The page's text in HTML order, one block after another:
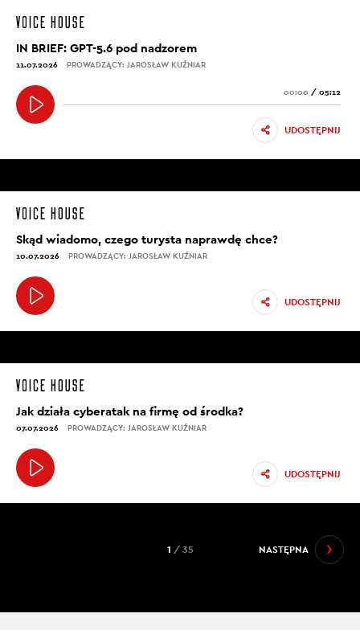
IN BRIEF: GPT-5.6 pod nadzorem
11.07.2026 PROWADZĄCY: JAROSŁAW KUŹNIAR
00:00 / 05:12
UDOSTĘPNIJ
Skąd wiadomo, czego turysta naprawdę chce?
10.07.2026 PROWADZĄCY: JAROSŁAW KUŹNIAR
UDOSTĘPNIJ
Jak działa cyberatak na firmę od środka?
07.07.2026 PROWADZĄCY: JAROSŁAW KUŹNIAR
UDOSTĘPNIJ
NASTĘPNA
1 / 35